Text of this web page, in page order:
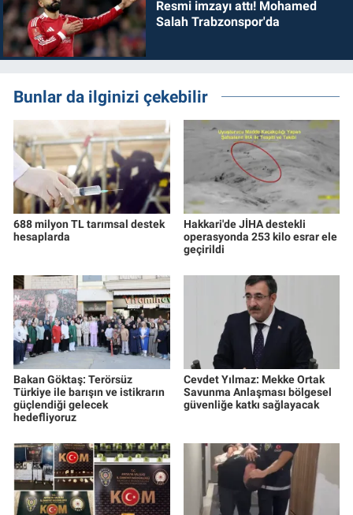
Resmi imzayı attı! Mohamed
Salah Trabzonspor'da
Bunlar da ilginizi çekebilir
688 milyon TL tarımsal destek
hesaplarda
Hakkari'de JİHA destekli
operasyonda 253 kilo esrar ele
geçirildi
Bakan Göktaş: Terörsüz
Türkiye ile barışın ve istikrarın
güçlendiği gelecek
hedefliyoruz
Cevdet Yılmaz: Mekke Ortak
Savunma Anlaşması bölgesel
güvenliğe katkı sağlayacak